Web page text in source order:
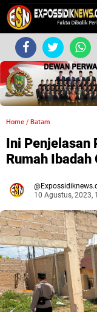
Home / Batam
Ini Penjelasan
Rumah Ibadah
10 Agustus, 2023,